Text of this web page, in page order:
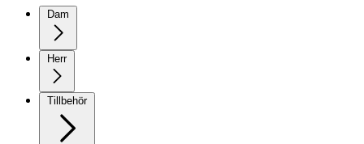
Dam
Herr
Tillbehör